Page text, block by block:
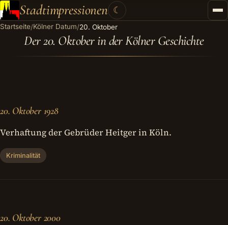
Stadtimpressionen
Startseite
Stadtführungen
Kontakt
Kategorien▾
☾
Startseite/Kölner Datum/20. Oktober
Der 20. Oktober in der Kölner Geschichte
20. Oktober 1928
Verhaftung der Gebrüder Heitger in Köln.
Kriminalität
20. Oktober 2000